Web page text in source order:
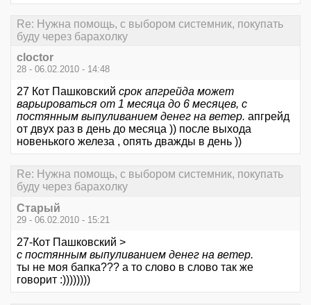
Re: Нужна помощь, с выбором системник, покупать
буду через барахолку
cloctor
28 - 06.02.2010 - 14:48
27 Кот Пашковский срок апгрейда может
варьироваться от 1 месяца до 6 месяцев, с
постянным выпуливанием денег на ветер. апгрейд
от двух раз в день до месяца )) после выхода
новенького железа , опять дважды в день ))
Re: Нужна помощь, с выбором системник, покупать
буду через барахолку
Старый
29 - 06.02.2010 - 15:21
27-Кот Пашковский >
с постянным выпуливанием денег на ветер.
ты не моя бапка??? а то слово в слово так же
говорит :))))))))